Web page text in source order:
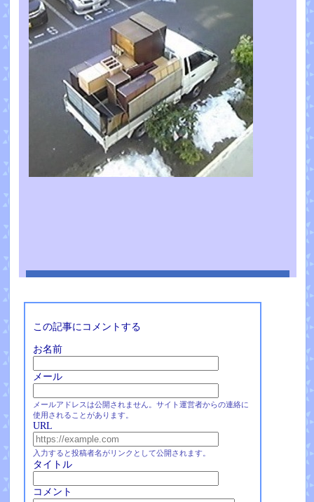
この記事にコメントする
お名前
メール
メールアドレスは公開されません。サイト運営者からの連絡に
使用されることがあります。
URL
入力すると投稿者名がリンクとして公開されます。
タイトル
コメント